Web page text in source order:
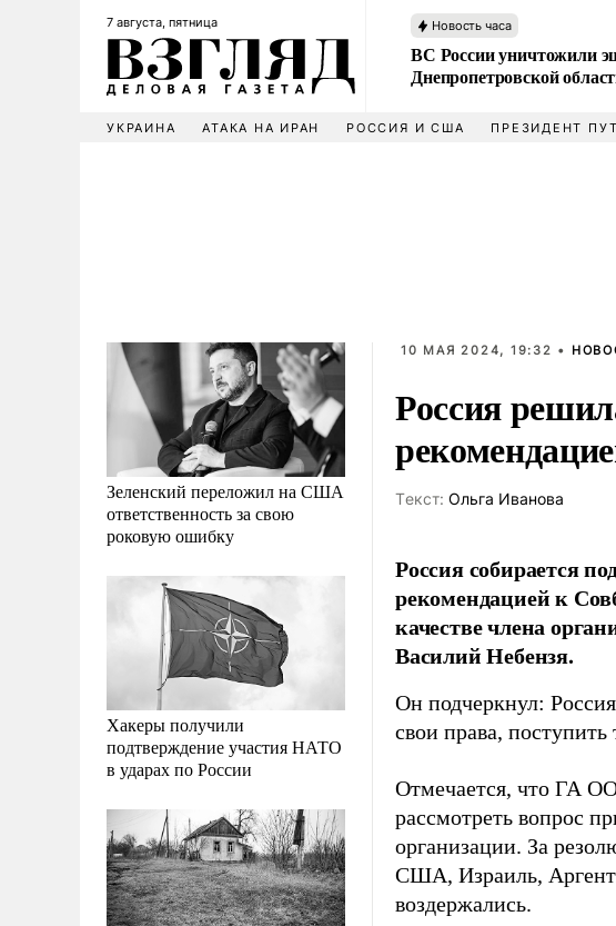
7 августа, пятница Новость часа
ВС России уничтожили
Днепропетровской
УКРАИНА АТАКА НА ИРАН РОССИЯ И США ПРЕЗИДЕНТ
Зеленский переложил на США
ответственность за свою
роковую ошибку
Хакеры получили
подтверждение участия НАТО
в ударах по России
10 МАЯ 2024, 19:32 •
Россия
Tекст: Ольга Иванова
Россия собирается
рекомендацией к
качестве члена
Василий Небензя.
Он подчеркнул:
свои права, поступить
Отмечается, что ГА
рассмотреть вопрос
организации. За
США, Израиль,
воздержались.